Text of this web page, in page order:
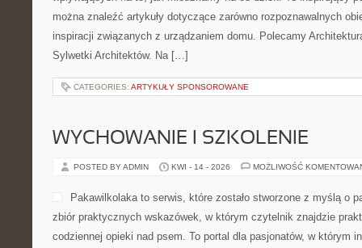
można znaleźć artykuły dotyczące zarówno rozpoznawalnych
inspiracji związanych z urządzaniem domu. Polecamy
Sylwetki Architektów. Na […]
CATEGORIES: ARTYKUŁY SPONSOROWANE
WYCHOWANIE I SZKOLENIE
POSTED BY ADMIN KWI - 14 - 2026 MOŻLIWOŚĆ
Pakawilkolaka to serwis, które zostało stworzone z myślą o
zbiór praktycznych wskazówek, w którym czytelnik znajdzie
codziennej opieki nad psem. To portal dla pasjonatów, w którym